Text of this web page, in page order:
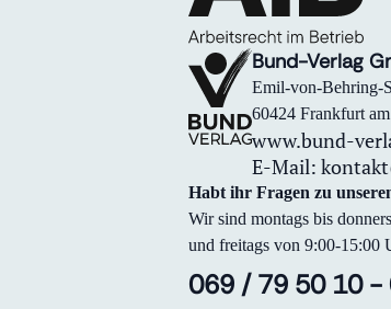
Bund-Verlag
Emil-von-Behring-
60424 Frankfurt
www.bund-
E-Mail:
Habt ihr Fragen zu
Wir sind montags bis
und freitags von 9:00-15:00
069 / 79 50 10 -